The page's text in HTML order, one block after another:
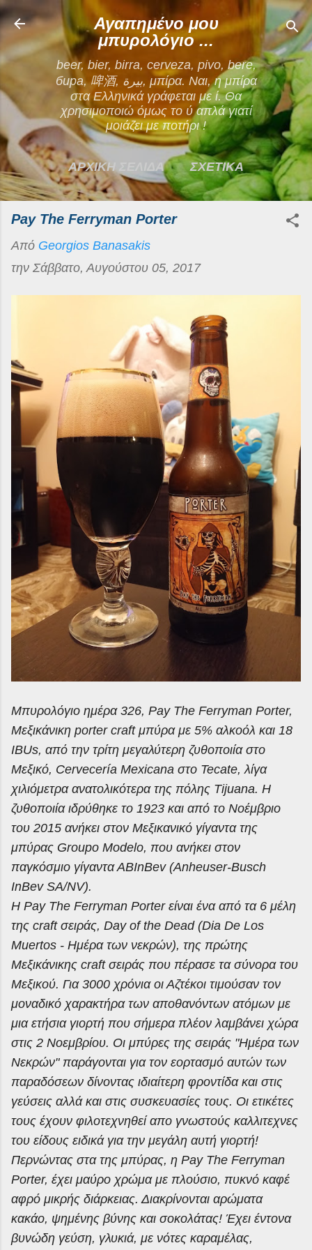
Μετάβαση στο κύριο περιεχόμενο
Αγαπημένο μου
μπυρολόγιο ...
beer, bier, birra, cerveza, pivo, bere,
бира, 啤酒, بيرة, μπίρα. Ναι, η μπίρα
στα Ελληνικά γράφεται με ί. Θα
χρησιμοποιώ όμως το ύ απλά γιατί
μοιάζει με ποτήρι !
ΑΡΧΙΚΗ ΣΕΛΙΔΑ ΣΧΕΤΙΚΑ
ΕΠΙΚΟΙΝΩΝΙΑ
ΟΡΟΙ ΧΡΗΣΗΣ
Pay The Ferryman Porter
Από Georgios Banasakis
την Σάββατο, Αυγούστου 05, 2017
Μπυρολόγιο ημέρα 326, Pay The Ferryman Porter,
Μεξικάνικη porter craft μπύρα με 5% αλκοόλ και 18
IBUs, από την τρίτη μεγαλύτερη ζυθοποιία στο
Μεξικό, Cervecería Mexicana στο Tecate, λίγα
χιλιόμετρα ανατολικότερα της πόλης Tijuana. Η
ζυθοποιία ιδρύθηκε το 1923 και από το Νοέμβριο
του 2015 ανήκει στον Μεξικανικό γίγαντα της
μπύρας Groupo Modelo, που ανήκει στον
παγκόσμιο γίγαντα ΑΒΙnΒev (Anheuser-Busch
InBev SA/NV).
Η Pay The Ferryman Porter είναι ένα από τα 6 μέλη
της craft σειράς, Day of the Dead (Dia De Los
Muertos - Ημέρα των νεκρών), της πρώτης
Μεξικάνικης craft σειράς που πέρασε τα σύνορα του
Μεξικού. Για 3000 χρόνια οι Αζτέκοι τιμούσαν τον
μοναδικό χαρακτήρα των αποθανόντων ατόμων με
μια ετήσια γιορτή που σήμερα πλέον λαμβάνει χώρα
στις 2 Νοεμβρίου. Οι μπύρες της σειράς "Ημέρα των
Νεκρών" παράγονται για τον εορτασμό αυτών των
παραδόσεων δίνοντας ιδιαίτερη φροντίδα και στις
γεύσεις αλλά και στις συσκευασίες τους. Οι ετικέτες
τους έχουν φιλοτεχνηθεί απο γνωστούς καλλιτεχνες
του είδους ειδικά για την μεγάλη αυτή γιορτή!
Περνώντας στα της μπύρας, η Pay The Ferryman
Porter, έχει μαύρο χρώμα με πλούσιο, πυκνό καφέ
αφρό μικρής διάρκειας. Διακρίνονται αρώματα
κακάο, ψημένης βύνης και σοκολάτας! Έχει έντονα
βυνώδη γεύση, γλυκιά, με νότες καραμέλας,